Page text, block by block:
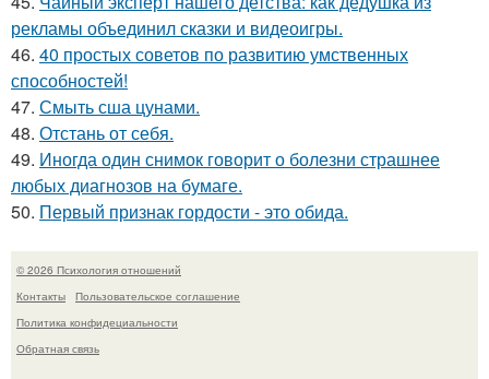
рекламы объединил сказки и видеоигры.
46. 40 простых советов по развитию умственных
способностей!
47. Смыть сша цунами.
48. Отстань от себя.
49. Иногда один снимок говорит о болезни страшнее
любых диагнозов на бумаге.
50. Первый признак гордости - это обида.
© 2026 Психология отношений
Контакты
Пользовательское соглашение
Политика конфидециальности
Обратная связь